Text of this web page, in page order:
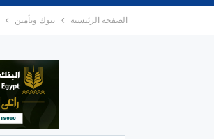
الصفحة الرئيسية بنوك وتأمين